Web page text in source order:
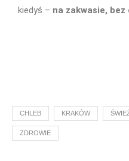
kiedyś – na zakwasie,
CHLEB KRAKÓW
ZDROWIE